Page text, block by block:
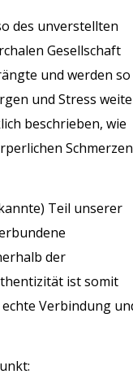
des unverstellten
Gesellschaft
und werden so
und Stress
beschrieben, wie
Schmerzen
Teil unserer
der
ist somit
Verbindung